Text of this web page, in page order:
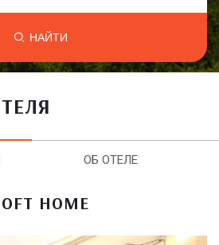
НАЙТИ
ОБ ОТЕЛЕ
HOME